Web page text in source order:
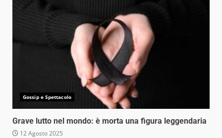
Gossip e Spettacolo
Grave lutto nel mondo: è morta una figura leggendaria
12 Agosto 2025